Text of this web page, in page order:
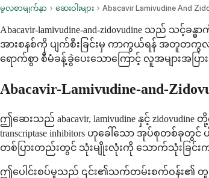
မူလစာမျက်နှာ ဆေးဝါးများ Abacavir Lamivudine And
Abacavir-lamivudine-and-zidovudine သည်
အားစနစ်ကို ပျက်စီးခြင်းမှ ကာကွယ်ရန် အတူတကွ
ရောက်စွာ စီမံခန့်ခွဲပေးသောကြောင့် လူအမျာ
Abacavir-Lamivudine-and-
ဤဆေးသည် abacavir, lamivudine နှင့်
transcriptase inhibitors ဟုခေါ်သော အုပ်စုတစ်ခု
တစ်ပြားတည်းတွင် သုံးမျိုးလုံးကို သောက်သုံးခြင်
ဤပေါင်းစပ်မှုသည် ၎င်း၏သက်တမ်းစက်ဝန်း၏ တူ